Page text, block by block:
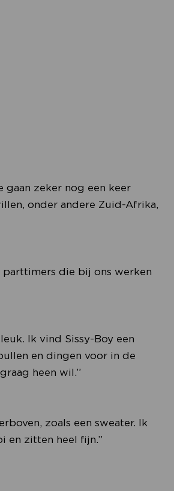
gaan zeker nog een keer
onder andere Zuid-Afrika,
parttimers die bij ons werken
Ik vind Sissy-Boy een
en dingen voor in de
heen wil.”
zoals een sweater. Ik
en zitten heel fijn.”